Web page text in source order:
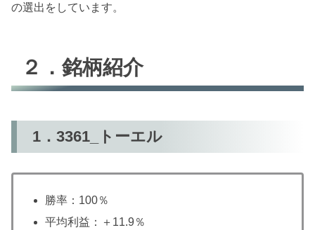
の選出をしています。
２．銘柄紹介
1．3361_トーエル
勝率：100％
平均利益：＋11.9％